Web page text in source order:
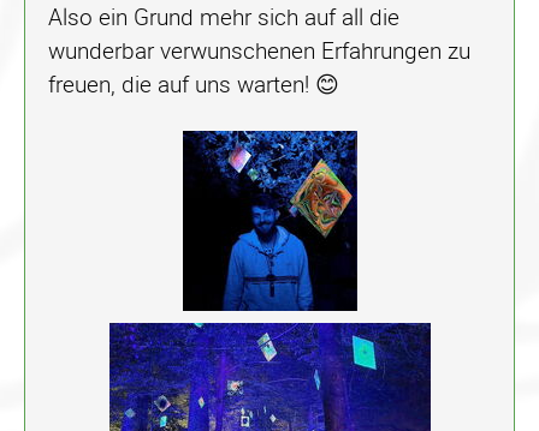
Also ein Grund mehr sich auf all die
wunderbar verwunschenen Erfahrungen zu
freuen, die auf uns warten! 😊